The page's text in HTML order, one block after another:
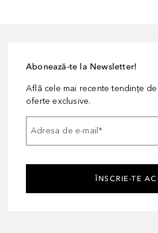
Abonează-te la Newsletter!
Află cele mai recente tendințe
oferte exclusive.
Adresa de e-mail*
ÎNSCRIE-TE